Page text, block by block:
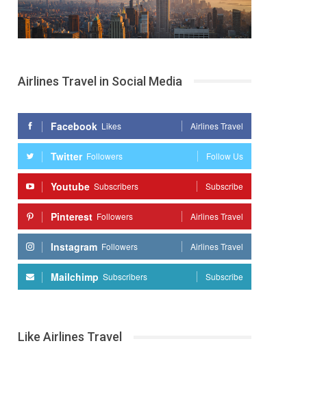
Airlines Travel in Social Media
Facebook Likes Airlines Travel
Twitter Followers Follow Us
Youtube Subscribers Subscribe
Pinterest Followers Airlines Travel
Instagram Followers Airlines Travel
Mailchimp Subscribers Subscribe
Like Airlines Travel